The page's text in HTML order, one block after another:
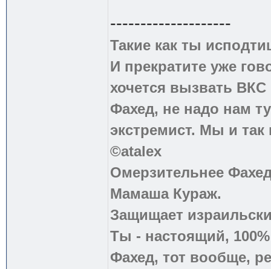
--------------------
Такие как ты
И прекратите уже
хочется вызвать
Фахед, не надо нам
экстремист. Мы и
©atalex
Омерзительнее
Мамаша Кураж.
Защищает
Ты - настоящий,
Фахед, тот вообще,